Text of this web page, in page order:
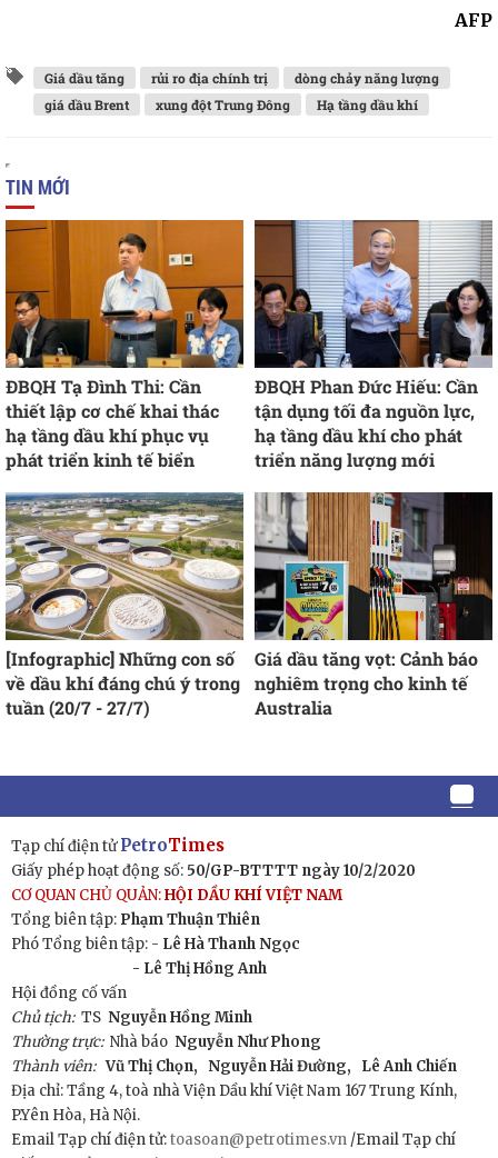
AFP
Giá dầu tăng rủi ro địa chính trị
dòng chảy năng lượng
giá dầu Brent
xung đột Trung Đông Hạ tầng dầu khí
TIN MỚI
ĐBQH Tạ Đình Thi: Cần
thiết lập cơ chế khai thác
hạ tầng dầu khí phục vụ
phát triển kinh tế biển
ĐBQH Phan Đức Hiếu: Cần
tận dụng tối đa nguồn lực,
hạ tầng dầu khí cho phát
triển năng lượng mới
[Infographic] Những con số
về dầu khí đáng chú ý trong
tuần (20/7 - 27/7)
Giá dầu tăng vọt: Cảnh báo
nghiêm trọng cho kinh tế
Australia
Tạp chí điện tửPetroTimes
Giấy phép hoạt động số: 50/GP-BTTTT ngày 10/2/2020
CƠ QUAN CHỦ QUẢN:HỘI DẦU KHÍ VIỆT NAM
Tổng biên tập: Phạm Thuận Thiên
Phó Tổng biên tập: - Lê Hà Thanh Ngọc
- Lê Thị Hồng Anh
Hội đồng cố vấn
Chủ tịch:TS Nguyễn Hồng Minh
Thường trực: Nhà báo Nguyễn Như Phong
Thành viên: Vũ Thị Chọn, Nguyễn Hải Đường,
Lê Anh Chiến
Địa chỉ: Tầng 4, toà nhà Viện Dầu khí Việt Nam 167 Trung Kính,
P.Yên Hòa, Hà Nội.
Email Tạp chí điện tử:toasoan@petrotimes.vn/Email Tạp chí